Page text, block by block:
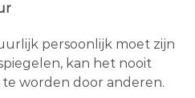
persoonlijk moet zijn
kan het nooit
worden door anderen.